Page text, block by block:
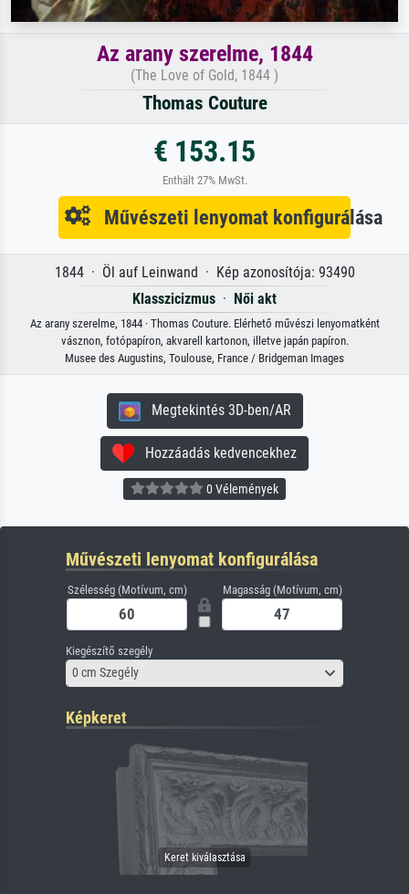
Az arany szerelme, 1844
(The Love of Gold, 1844 )
Thomas Couture
€ 153.15
Enthält 27% MwSt.
Művészeti lenyomat konfigurálása
1844 · Öl auf Leinwand · Kép azonosítója: 93490
Klasszicizmus · Női akt
Az arany szerelme, 1844 · Thomas Couture. Elérhető művészi lenyomatként
vásznon, fotópapíron, akvarell kartonon, illetve japán papíron.
Musee des Augustins, Toulouse, France / Bridgeman Images
Megtekintés 3D-ben/AR
Hozzáadás kedvencekhez
0 Vélemények
Művészeti lenyomat konfigurálása
Szélesség (Motívum, cm) Magasság (Motívum, cm)
Kiegészítő szegély
0 cm Szegély
Képkeret